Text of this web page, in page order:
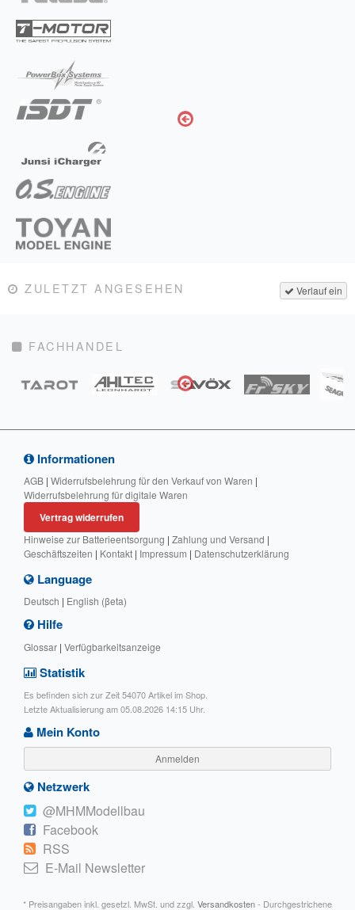
Verlauf ein
ZULETZT ANGESEHEN
FACHHANDEL
Informationen
AGB | Widerrufsbelehrung für den Verkauf von Waren |
Widerrufsbelehrung für digitale Waren
Vertrag widerrufen
Hinweise zur Batterieentsorgung | Zahlung und Versand |
Geschäftszeiten | Kontakt | Impressum | Datenschutzerklärung
Language
Deutsch | English (βeta)
Hilfe
Glossar | Verfügbarkeitsanzeige
Statistik
Es befinden sich zur Zeit 54070 Artikel im Shop.
Letzte Aktualisierung am 05.08.2026 14:15 Uhr.
Mein Konto
Anmelden
Netzwerk
@MHMModellbau
Facebook
RSS
E-Mail Newsletter
* Preisangaben inkl. gesetzl. MwSt. und zzgl. Versandkosten- Durchgestrichene